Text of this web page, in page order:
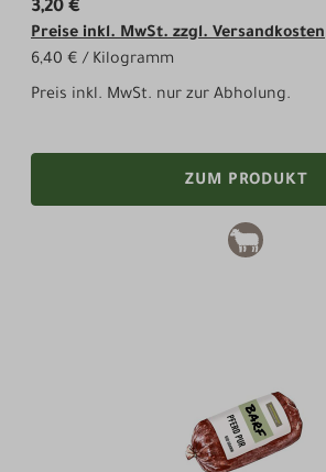
3,20 €
Preise inkl. MwSt. zzgl. Versandkosten
6,40 € / Kilogramm
Preis inkl. MwSt. nur zur Abholung.
ZUM PRODUKT